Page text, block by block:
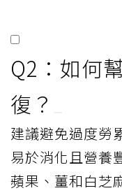
Q2：如何
復？
建議避免過度勞
易於消化且營養
蘋果、薑和白芝